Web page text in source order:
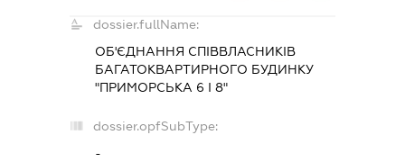
dossier.fullName:
ОБ'ЄДНАННЯ СПІВВЛАСНИКІВ
БАГАТОКВАРТИРНОГО БУДИНКУ
"ПРИМОРСЬКА 6 І 8"
dossier.opfSubType:
-